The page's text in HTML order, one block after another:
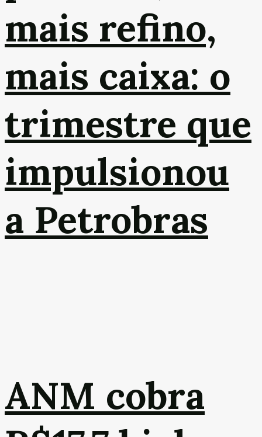
mais refino,
mais caixa: o
trimestre que
impulsionou
a Petrobras
ANM cobra